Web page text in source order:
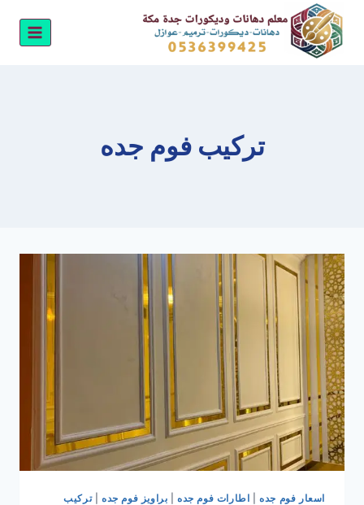
التجاوز
المحتوى
تركيب فوم جده
اسعار فوم جده| اطارات فوم جده| براويز فوم جده |تركيب